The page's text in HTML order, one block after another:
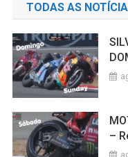
TODAS AS
–